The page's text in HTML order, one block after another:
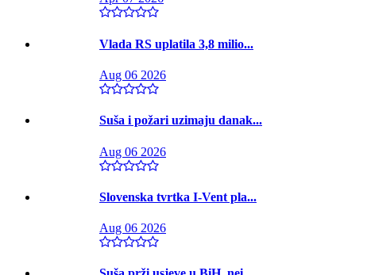
Vlada RS uplatila 3,8 milio...
Aug 06 2026
Suša i požari uzimaju danak...
Aug 06 2026
Slovenska tvrtka I-Vent pla...
Aug 06 2026